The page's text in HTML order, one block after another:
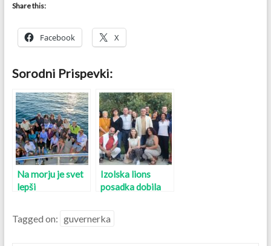
Share this:
Facebook X
Sorodni Prispevki:
Na morju je svet
lepši
Izolska lions
posadka dobila
Tagged on: guvernerka